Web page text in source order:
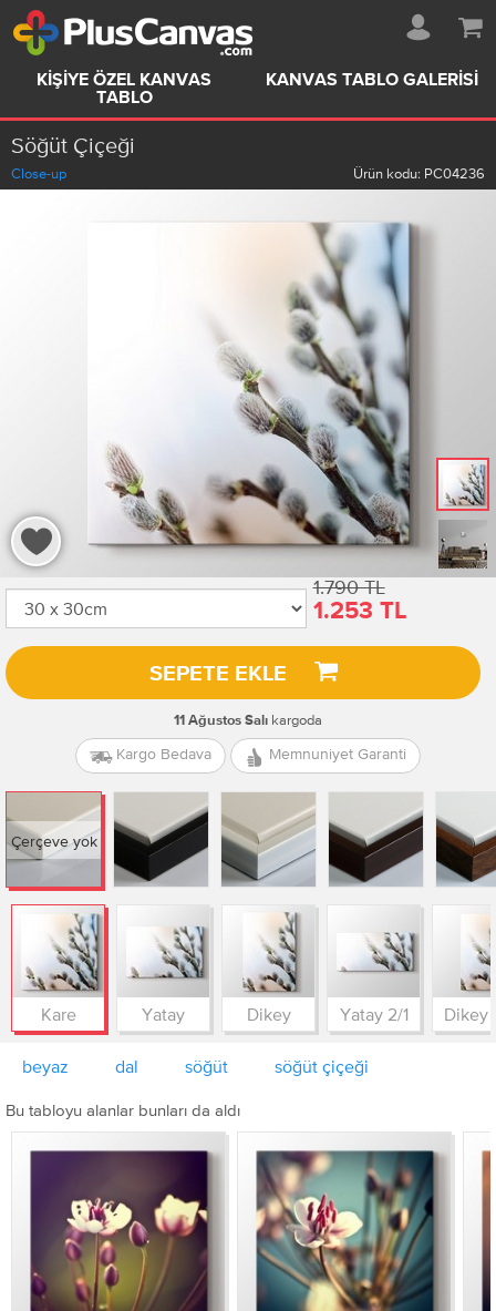
KIŞIYE ÖZEL KANVAS
TABLO
KANVAS TABLO GALERISI
Söğüt Çiçeği
Close-up Ürün kodu: PC04236
1.790 TL
1.253 TL
SEPETE EKLE
11 Ağustos Salı kargoda
Kargo Bedava Memnuniyet Garanti
Çerçeve yok
Kare Yatay Dikey Yatay 2/1 Dikey
beyaz dal söğüt söğüt çiçeği
Bu tabloyu alanlar bunları da aldı